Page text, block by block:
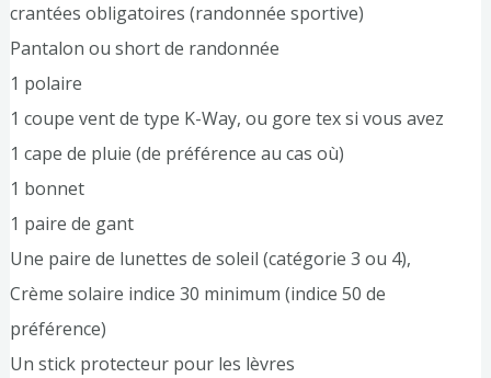
crantées obligatoires (randonnée sportive)
Pantalon ou short de randonnée
1 polaire
1 coupe vent de type K-Way, ou gore tex si vous avez
1 cape de pluie (de préférence au cas où)
1 bonnet
1 paire de gant
Une paire de lunettes de soleil (catégorie 3 ou 4),
Crème solaire indice 30 minimum (indice 50 de
préférence)
Un stick protecteur pour les lèvres